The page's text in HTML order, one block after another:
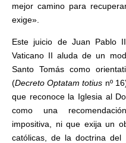
mejor camino para
exige».
Este juicio de Juan Pablo
Vaticano II aluda de un
Santo Tomás como
(Decreto Optatam totius nº
que reconoce la Iglesia al
como una
impositiva, ni que exija un
católicas, de la doctrina del